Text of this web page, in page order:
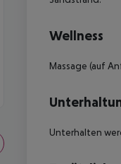
Wellness
Massage (auf
Unterhalten